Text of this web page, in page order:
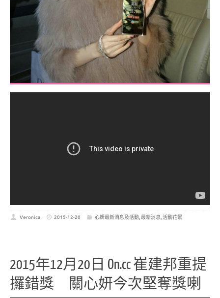
Veronica 2015-12-20 心妍最新消息及活動,最新消息,活動花絮
2015年12月20日 On.cc 崔建邦重提
攞錯獎 關心妍今次堅奪獎喇